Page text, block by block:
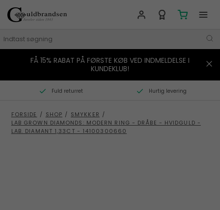
MÆRKER
SMYKKER
BOLIG
FÅ 15% RABAT PÅ FØRSTE KØB VED INDMELDELSE I
KUNDEKLUB!
Fuld returret Hurtig levering
FORSIDE / SHOP / SMYKKER /
LAB GROWN DIAMONDS: MODERN RING - DRÅBE - HVIDGULD -
LAB. DIAMANT 1,33CT - 14100300660